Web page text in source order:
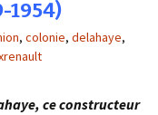
1954)
, colonie, delahaye,
ce constructeur